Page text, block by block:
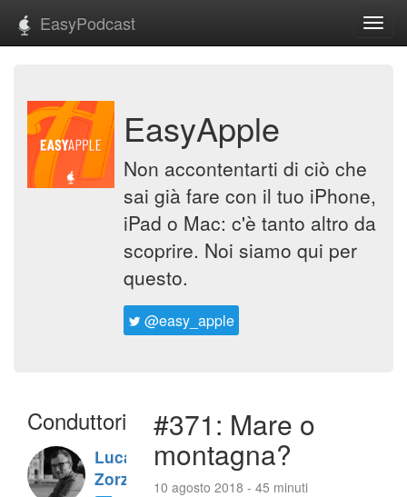
EasyPodcast
EasyApple
Non accontentarti di ciò che
sai già fare con il tuo iPhone,
iPad o Mac: c'è tanto altro da
scoprire. Noi siamo qui per
questo.
@easy_apple
Conduttori
Luca
Zorzi
#371: Mare o
montagna?
10 agosto 2018 - 45 minuti